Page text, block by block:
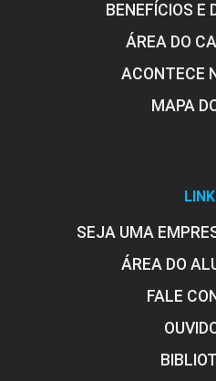
10h
Programação de
10h
BENEFÍCIOS E
ÁREA DO
ACONTECE
MAPA
SEJA UMA
ÁREA DO
FALE